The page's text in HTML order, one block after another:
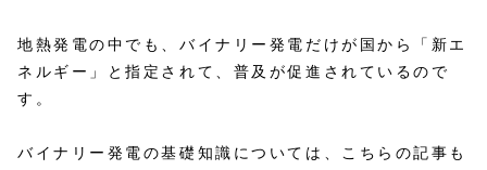
地熱発電の中でも、バイナリー発電だけが国から「新エ
ネルギー」と指定されて、普及が促進されているので
す。
バイナリー発電の基礎知識については、こちらの記事も